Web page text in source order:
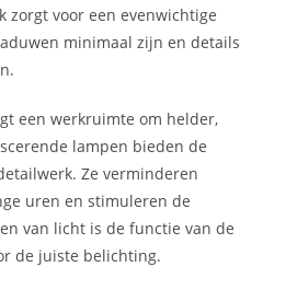
zorgt voor een evenwichtige
minimaal zijn en details
een werkruimte om helder,
lampen bieden de
Ze verminderen
uren en stimuleren de
van licht is de functie van de
de juiste belichting.